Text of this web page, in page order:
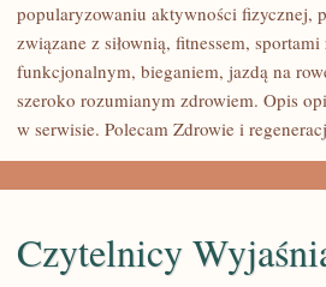
REGENERACJA
popularyzowaniu aktywności fizycznej,
związane z siłownią, fitnessem,
funkcjonalnym, bieganiem, jazdą na
szeroko rozumianym zdrowiem. Opis
w serwisie. Polecam Zdrowie i
Czytelnicy